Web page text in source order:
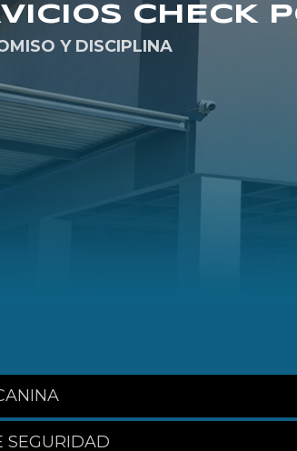
CHECK
Y DISCIPLINA
SEGURIDAD